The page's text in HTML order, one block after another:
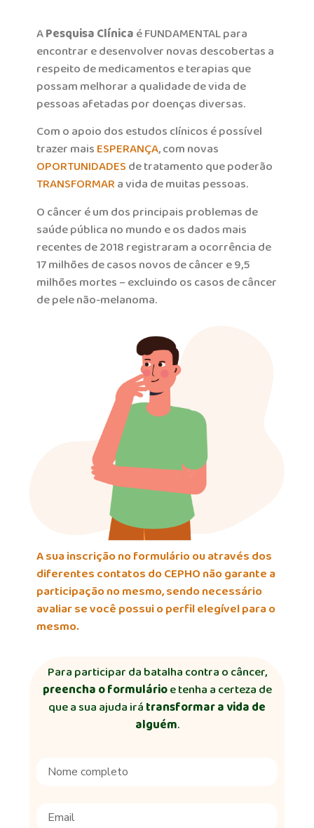
APesquisa Clínicaé FUNDAMENTAL para
encontrar e desenvolver novas descobertas a
respeito de medicamentos e terapias que
possam melhorar a qualidade de vida de
pessoas afetadas por doenças diversas.
Com o apoio dos estudos clínicos é possível
trazer maisESPERANÇA, com novas
OPORTUNIDADESde tratamento que poderão
TRANSFORMARa vida de muitas pessoas.
O câncer é um dos principais problemas de
saúde pública no mundo e os dados mais
recentes de 2018 registraram a ocorrência de
17 milhões de casos novos de câncer e 9,5
milhões mortes – excluindo os casos de câncer
de pele não-melanoma.
A sua inscrição no formulário ou através dos
diferentes contatos do CEPHO não garante a
participação no mesmo, sendo necessário
avaliar se você possui o perfil elegível para o
mesmo.
Para participar da batalha contra o câncer,
preencha o formulárioe tenha a certeza de
que a sua ajuda irátransformar a vida de
alguém.